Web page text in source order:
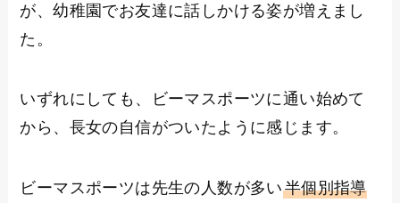
が、幼稚園でお友達に話しかける姿が増えまし
た。
いずれにしても、ビーマスポーツに通い始めて
から、長女の自信がついたように感じます。
ビーマスポーツは先生の人数が多い半個別指導